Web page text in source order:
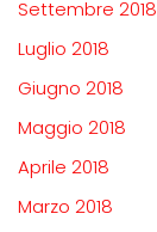
Settembre 2018
Luglio 2018
Giugno 2018
Maggio 2018
Aprile 2018
Marzo 2018